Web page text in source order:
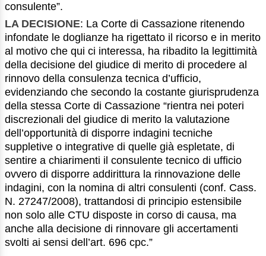
consulente”.
LA DECISIONE: La Corte di Cassazione ritenendo
infondate le doglianze ha rigettato il ricorso e in merito
al motivo che qui ci interessa, ha ribadito la legittimità
della decisione del giudice di merito di procedere al
rinnovo della consulenza tecnica d’ufficio,
evidenziando che secondo la costante giurisprudenza
della stessa Corte di Cassazione “rientra nei poteri
discrezionali del giudice di merito la valutazione
dell’opportunità di disporre indagini tecniche
suppletive o integrative di quelle già espletate, di
sentire a chiarimenti il consulente tecnico di ufficio
ovvero di disporre addirittura la rinnovazione delle
indagini, con la nomina di altri consulenti (conf. Cass.
N. 27247/2008), trattandosi di principio estensibile
non solo alle CTU disposte in corso di causa, ma
anche alla decisione di rinnovare gli accertamenti
svolti ai sensi dell’art. 696 cpc.”